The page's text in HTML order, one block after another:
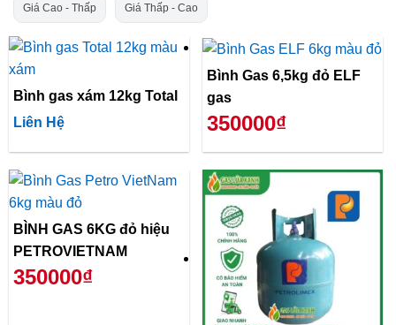
Giá Cao - Thấp Giá Thấp - Cao
Bình gas xám 12kg Total
Liên Hệ
Bình Gas 6,5kg đỏ ELF
gas
350000₫
BÌNH GAS 6KG đỏ hiệu
PETROVIETNAM
350000₫